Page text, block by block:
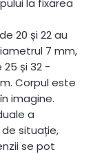
la fixarea
20 și 22 au
7 mm,
și 32 -
Corpul este
imagine.
a
situație,
se pot